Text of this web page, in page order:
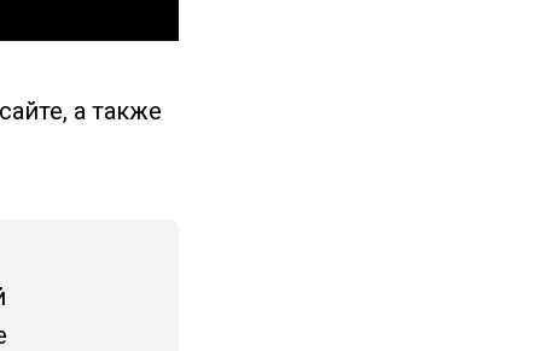
а также